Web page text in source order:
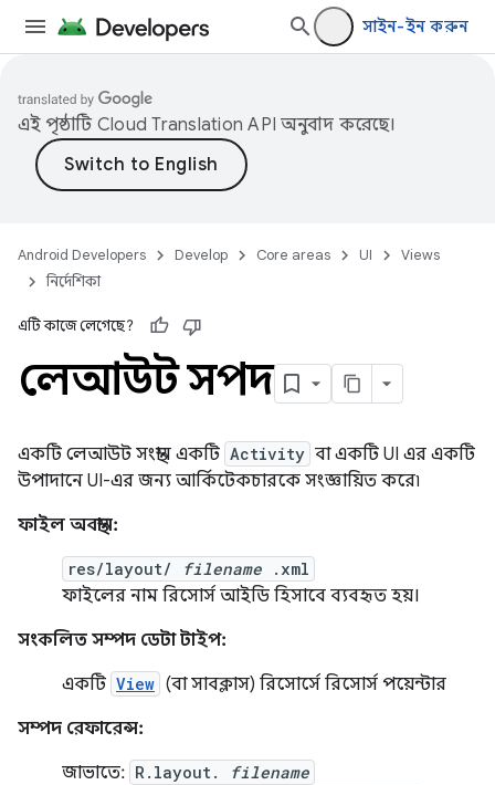
সাইন-ইন করুন
এই পৃষ্ঠাটি Cloud Translation API অনুবাদ করেছে।
Android Developers Develop Core areas UI
Views
নির্দেশিকা
এটি কাজে লেগেছে?
লেআউট সম্পদ
একটি লেআউট সংস্থান একটি Activity বা একটি UI এর একটি
উপাদানে UI-এর জন্য আর্কিটেকচারকে সংজ্ঞায়িত করে৷
ফাইল অবস্থান:
res/layout/ filename .xml
ফাইলের নাম রিসোর্স আইডি হিসাবে ব্যবহৃত হয়।
সংকলিত সম্পদ ডেটা টাইপ:
একটি View (বা সাবক্লাস) রিসোর্সে রিসোর্স পয়েন্টার
সম্পদ রেফারেন্স:
জাভাতে: R.layout. filename